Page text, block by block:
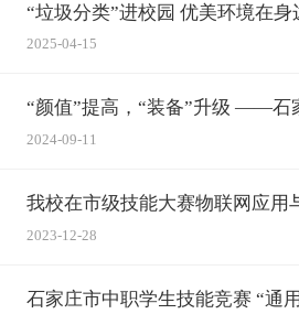
“垃圾分类”进校园 优美环境在身
2025-04-15
2024-09-11
2023-12-28